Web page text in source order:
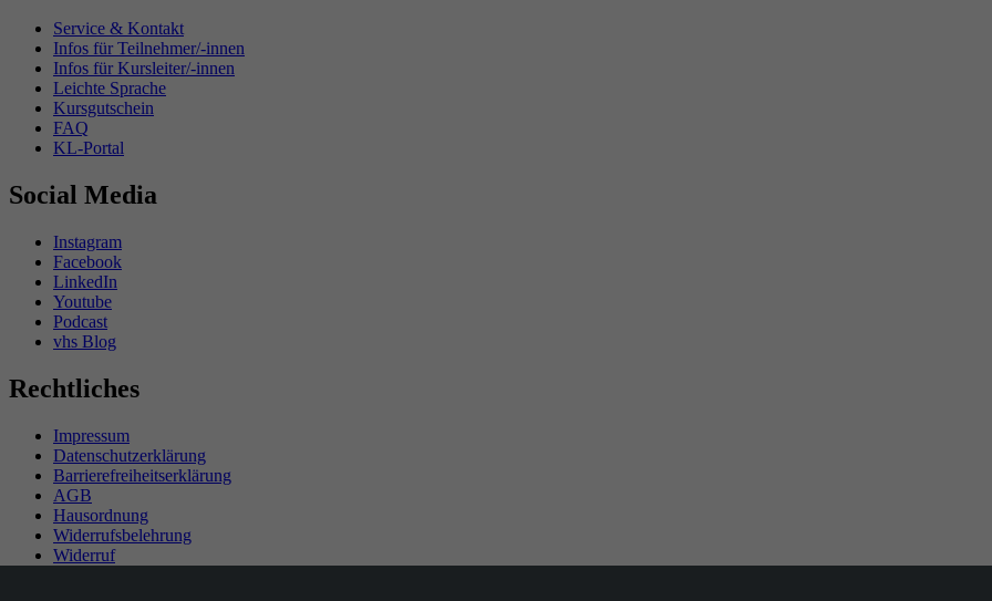
Service & Kontakt
Infos für Teilnehmer/-innen
Infos für Kursleiter/-innen
Leichte Sprache
Kursgutschein
FAQ
KL-Portal
Social Media
Instagram
Facebook
LinkedIn
Youtube
Podcast
vhs Blog
Rechtliches
Impressum
Datenschutzerklärung
Barrierefreiheitserklärung
AGB
Hausordnung
Widerrufsbelehrung
Widerruf